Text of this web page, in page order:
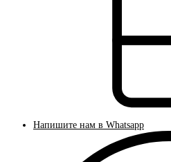
Напишите нам в Whatsapp